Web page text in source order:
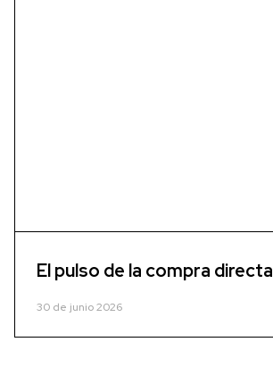
El pulso de la compra directa
30 de junio 2026